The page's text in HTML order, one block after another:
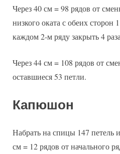
Через 40 см = 98 рядов от
низкого оката с обеих сторон
каждом 2-м ряду закрыть 4
Через 44 см = 108 рядов от
оставшиеся 53 петли.
Капюшон
Набрать на спицы 147 петель
см = 12 рядов от начального